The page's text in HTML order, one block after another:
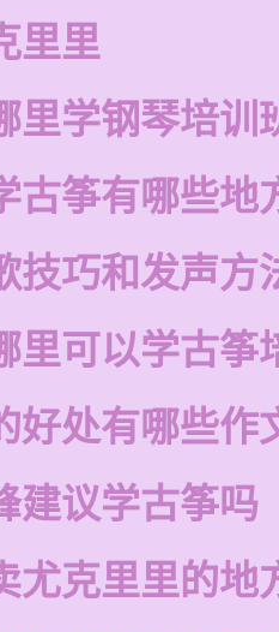
里里
里学钢琴培训
古筝有哪些地
技巧和发声方
里可以学古筝
好处有哪些作
建议学古筝吗
尤克里里的地